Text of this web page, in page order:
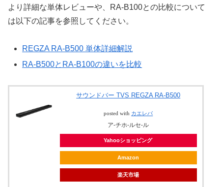
より詳細な単体レビューや、RA-B100との比較について
は以下の記事を参照してください。
REGZA RA-B500 単体詳細解説
RA-B500とRA-B100の違いを比較
サウンドバー TVS REGZA RA-B500
posted with カエレバ
ア-チホ-ルセ-ル
Yahooショッピング
Amazon
楽天市場